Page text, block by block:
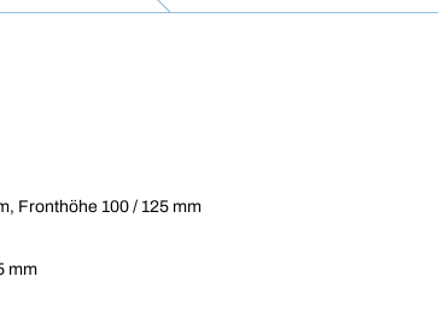
Fronthöhe 100 / 125 mm
mm